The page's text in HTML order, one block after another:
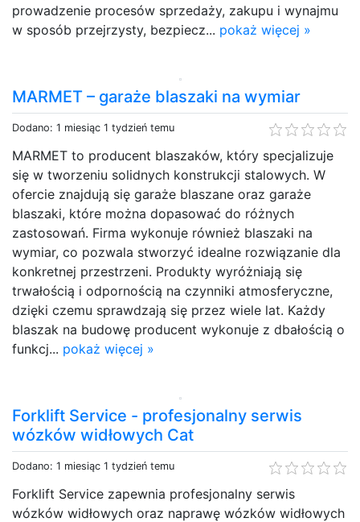
prowadzenie procesów sprzedaży, zakupu i wynajmu
w sposób przejrzysty, bezpiecz... pokaż więcej »
MARMET – garaże blaszaki na wymiar
Dodano: 1 miesiąc 1 tydzień temu
MARMET to producent blaszaków, który specjalizuje
się w tworzeniu solidnych konstrukcji stalowych. W
ofercie znajdują się garaże blaszane oraz garaże
blaszaki, które można dopasować do różnych
zastosowań. Firma wykonuje również blaszaki na
wymiar, co pozwala stworzyć idealne rozwiązanie dla
konkretnej przestrzeni. Produkty wyróżniają się
trwałością i odpornością na czynniki atmosferyczne,
dzięki czemu sprawdzają się przez wiele lat. Każdy
blaszak na budowę producent wykonuje z dbałością o
funkcj... pokaż więcej »
Forklift Service - profesjonalny serwis
wózków widłowych Cat
Dodano: 1 miesiąc 1 tydzień temu
Forklift Service zapewnia profesjonalny serwis
wózków widłowych oraz naprawę wózków widłowych